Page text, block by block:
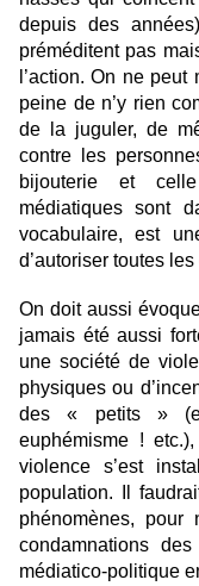
depuis des
préméditent pas
l’action. On ne
peine de n’y rien
de la juguler, de
contre les
bijouterie et
médiatiques sont
vocabulaire, est
d’autoriser toutes
On doit aussi
jamais été aussi
une société de
physiques ou
des « petits »
euphémisme !
violence s’est
population. Il
phénomènes,
condamnations
médiatico-politique